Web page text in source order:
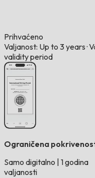
Prihvaćeno
Valjanost: Up to 3 years ·
validity period
Ograničena
Samo digitalno 1 godina
valjanosti